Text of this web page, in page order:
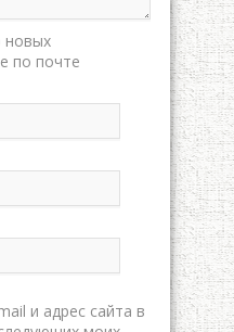
новых
по почте
и адрес сайта в